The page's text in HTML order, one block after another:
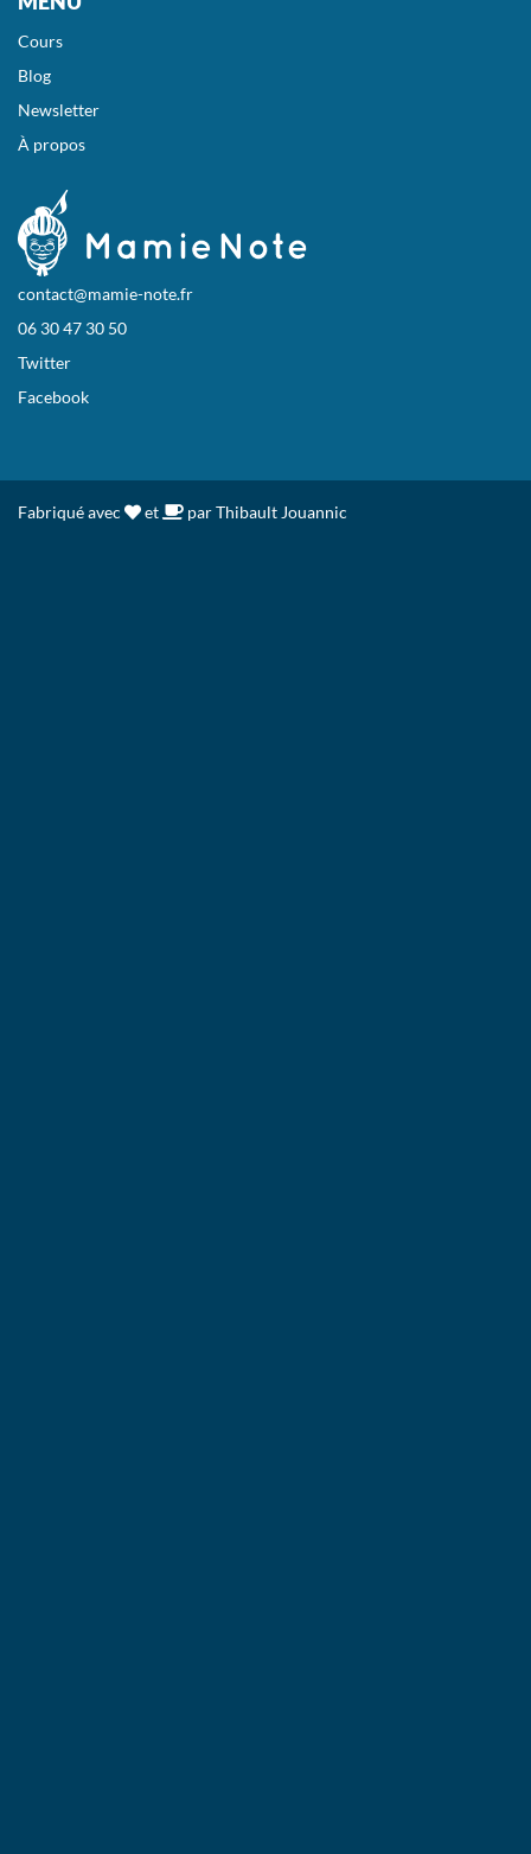
Cours
Blog
Newsletter
À propos
contact@mamie-note.fr
06 30 47 30 50
Twitter
Facebook
Fabriqué avec et par Thibault Jouannic